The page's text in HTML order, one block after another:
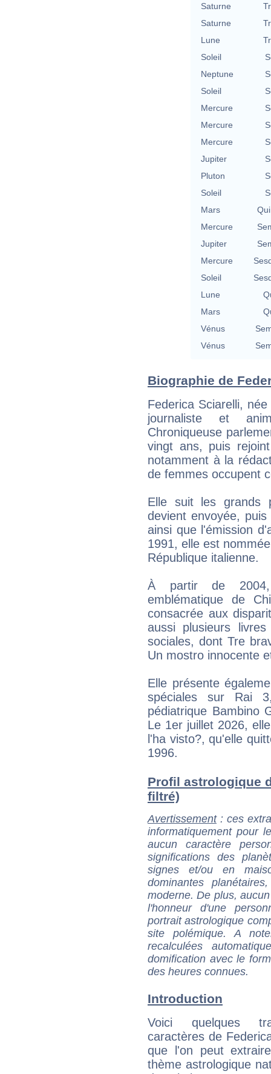
Saturne
Saturne
Lune
Soleil
Neptune
Soleil
Mercure
Mercure
Mercure
Jupiter
Pluton
Soleil
Mars
Mercure
Jupiter
Mercure
Soleil
Lune
Mars
Vénus
Vénus
Biographie de
Federica Sciarelli,
journaliste et
Chroniqueuse
vingt ans, puis
notamment à la
de femmes occupent
Elle suit les grands
devient envoyée,
ainsi que l'émission
1991, elle est
République italienne.
À partir de 2004,
emblématique de
consacrée aux
aussi plusieurs
sociales, dont Tre
Un mostro innocente
Elle présente
spéciales sur Rai
pédiatrique Bambino
Le 1er juillet 2026,
l'ha visto?, qu'elle
1996.
Profil astrologique
filtré)
Avertissement: ces
informatiquement pour
aucun caractère
significations des
signes et/ou en
dominantes
moderne. De plus,
l'honneur d'une
portrait astrologique
site polémique. A
recalculées
domification avec le
des heures connues.
Introduction
Voici quelques
caractères de
que l'on peut
thème astrologique